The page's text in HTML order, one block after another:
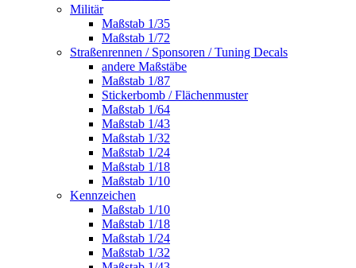
Militär
Maßstab 1/35
Maßstab 1/72
Straßenrennen / Sponsoren / Tuning Decals
andere Maßstäbe
Maßstab 1/87
Stickerbomb / Flächenmuster
Maßstab 1/64
Maßstab 1/43
Maßstab 1/32
Maßstab 1/24
Maßstab 1/18
Maßstab 1/10
Kennzeichen
Maßstab 1/10
Maßstab 1/18
Maßstab 1/24
Maßstab 1/32